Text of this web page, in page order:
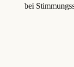
bei